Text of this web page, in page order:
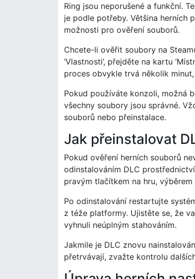
Ring jsou neporušené a funkční.
je podle potřeby. Většina herních
možnosti pro ověření souborů.
Chcete-li ověřit soubory na
‘Vlastnosti’, přejděte na kartu
proces obvykle trvá několik
Pokud používáte konzoli, možná
všechny soubory jsou správné.
souborů nebo přeinstalace.
Jak přeinstalovat
Pokud ověření herních souborů
odinstalováním DLC
pravým tlačítkem na hru, výběrem
Po odinstalování restartujte
z téže platformy. Ujistěte se, že
vyhnuli neúplným stahováním.
Jakmile je DLC znovu
přetrvávají, zvažte kontrolu